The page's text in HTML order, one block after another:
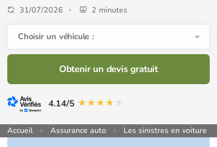
31/07/2026 2 minutes
Choisir un véhicule :
Obtenir un devis gratuit
4.14/5
Accueil Assurance auto Les sinistres en voiture